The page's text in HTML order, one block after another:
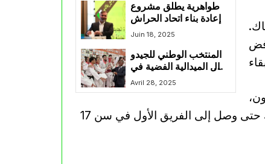
طواهرية يطلق مشروع
إعادة بناء اتحاد الحراش
Juin 18, 2025
المنتخب الوطني للجيدو
ينال الميدالية الفضية في
البطولة الإفريقية
Avril 28, 2025